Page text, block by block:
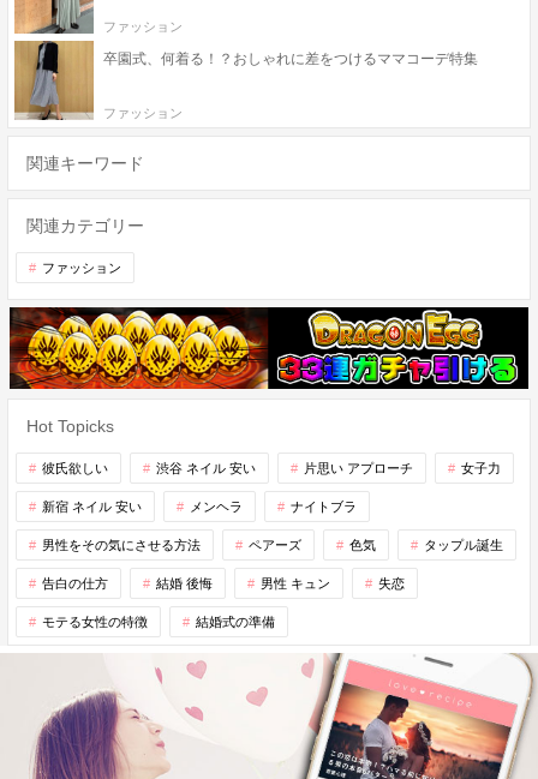
ファッション
卒園式、何着る！？おしゃれに差をつけるママコーデ特集
ファッション
関連キーワード
関連カテゴリー
ファッション
Hot Topicks
彼氏欲しい 渋谷 ネイル 安い 片思い アプローチ 女子力
新宿 ネイル 安い メンヘラ ナイトブラ
男性をその気にさせる方法 ペアーズ 色気 タップル誕生
告白の仕方 結婚 後悔 男性 キュン 失恋
モテる女性の特徴 結婚式の準備